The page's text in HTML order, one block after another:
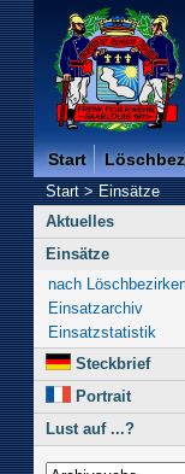
Freiwillige
Start
Start>Einsätze
Aktuelles
Einsätze
nach
Einsatzarchiv
Einsatzstatistik
Steckbrief
Portrait
Lust auf ...?